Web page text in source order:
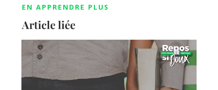
EN APPRENDRE PLUS
Article liée